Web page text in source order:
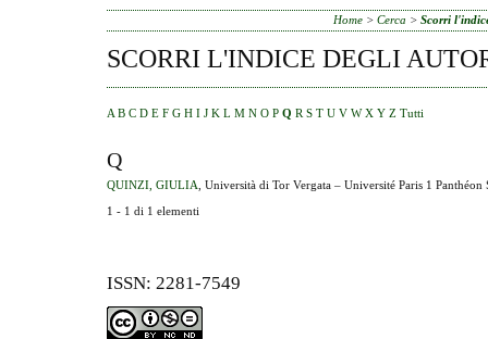
Home> Cerca > Scorri
SCORRI L'INDICE DEGLI
A B C D E F G H I J K L M N O P Q R S T U V W X Y Z Tutti
Q
QUINZI, GIULIA , Università di Tor Vergata – Université Paris 1
1 - 1 di 1 elementi
ISSN: 2281-7549